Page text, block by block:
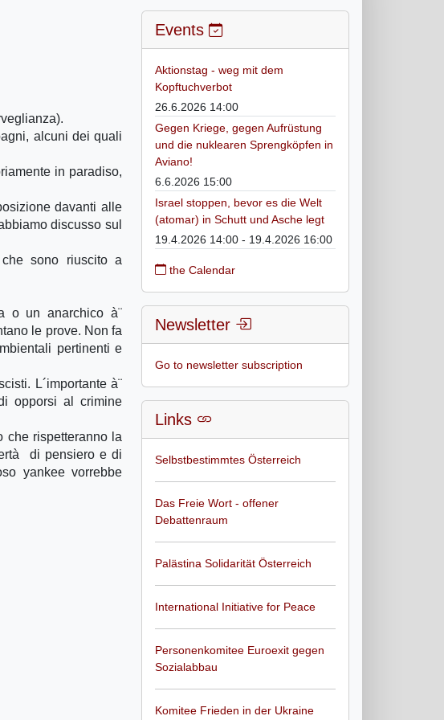
alcuni dei quali
in paradiso,
davanti alle
discusso sul
sono riuscito a
o un anarchico à¨
le prove. Non fa
pertinenti e
L´importante à¨
opporsi al crimine
che rispetteranno la
di pensiero e di
yankee vorrebbe
Events
Aktionstag - weg mit dem
Kopftuchverbot
26.6.2026 14:00
Gegen Kriege, gegen Aufrüstung
und die nuklearen Sprengköpfen in
Aviano!
6.6.2026 15:00
Israel stoppen, bevor es die Welt
(atomar) in Schutt und Asche legt
19.4.2026 14:00 - 19.4.2026 16:00
the Calendar
Newsletter
Go to newsletter subscription
Links
Selbstbestimmtes Österreich
Das Freie Wort - offener
Debattenraum
Palästina Solidarität Österreich
International Initiative for Peace
Personenkomitee Euroexit gegen
Sozialabbau
Komitee Frieden in der Ukraine